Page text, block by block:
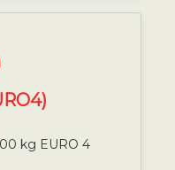
kg EURO 4